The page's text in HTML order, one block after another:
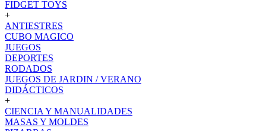
FIDGET TOYS
+
ANTIESTRES
CUBO MAGICO
JUEGOS
DEPORTES
RODADOS
JUEGOS DE JARDIN / VERANO
DIDÁCTICOS
+
CIENCIA Y MANUALIDADES
MASAS Y MOLDES